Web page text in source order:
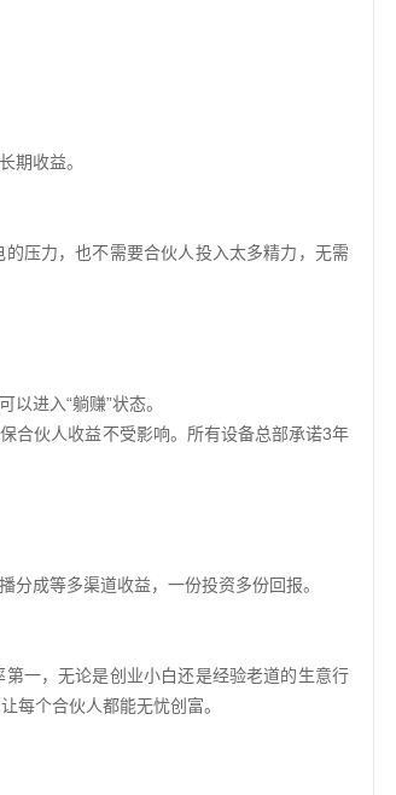
期收益。
压力，也不需要合伙人投入太多精力，无需
进入“躺赚”状态。
合伙人收益不受影响。所有设备总部承诺3年
成等多渠道收益，一份投资多份回报。
一，无论是创业小白还是经验老道的生意行
每个合伙人都能无忧创富。